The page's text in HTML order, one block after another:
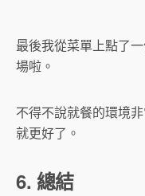
最後我從菜單上點了
場啦。
不得不說就餐的環境
就更好了。
6. 總結